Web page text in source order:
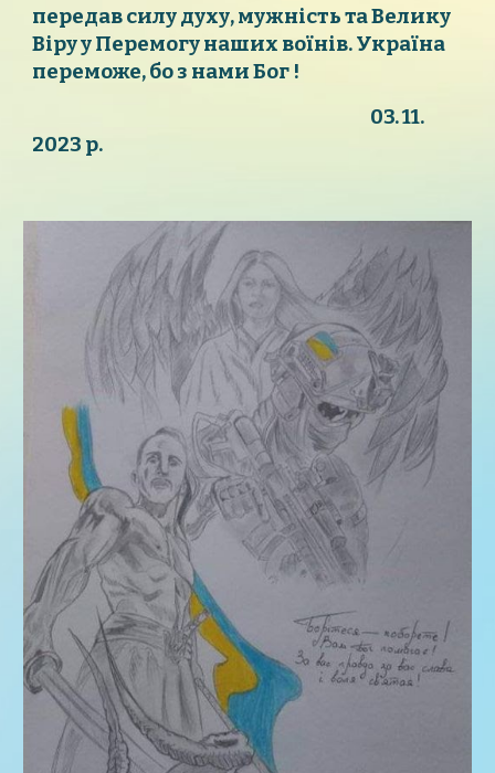
передав силу духу, мужність та Велику
Віру у Перемогу наших воїнів. Україна
переможе, бо з нами Бог !
03. 11.
2023 р.